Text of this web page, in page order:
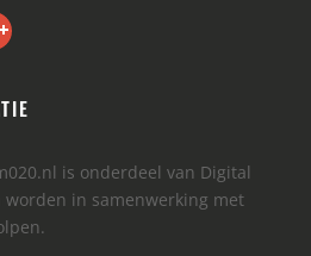
is onderdeel van Digital
worden in samenwerking met